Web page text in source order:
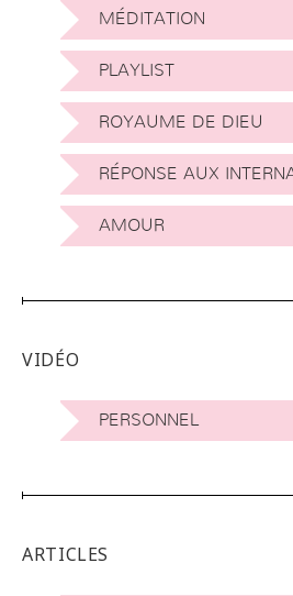
MÉDITATION
PLAYLIST
ROYAUME DE DIEU
RÉPONSE AUX
AMOUR
VIDÉO
PERSONNEL
ARTICLES